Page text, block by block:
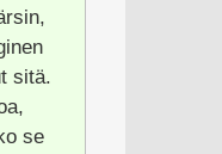
sitä.
se